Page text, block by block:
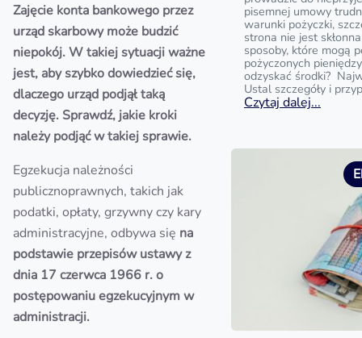
Zajęcie konta bankowego przez
urząd skarbowy może budzić
niepokój. W takiej sytuacji ważne
jest, aby szybko dowiedzieć się,
dlaczego urząd podjął taką
decyzję. Sprawdź, jakie kroki
należy podjąć w takiej sprawie.
Egzekucja należności
publicznoprawnych, takich jak
podatki, opłaty, grzywny czy kary
administracyjne, odbywa się na
podstawie przepisów ustawy z
dnia 17 czerwca 1966 r. o
postępowaniu egzekucyjnym w
administracji.
pisemnej umowy
warunki pożyczki,
strona nie jest
sposoby, które mogą
pożyczonych
odzyskać środki?
Ustal szczegóły i
Czytaj dalej...